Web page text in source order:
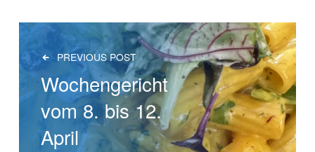
BEITRAGS-NAVIGATION
PREVIOUS POST
Wochengericht
vom 8. bis 12.
April